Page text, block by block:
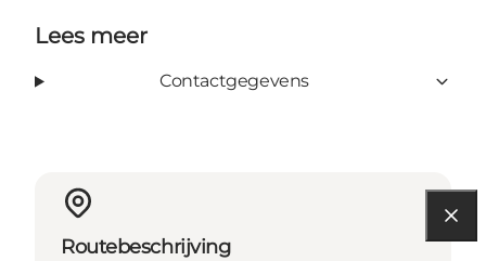
Lees meer
Contactgegevens
Routebeschrijving